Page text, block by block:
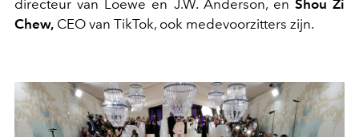
directeur van Loewe en J.W. Anderson, en Shou Zi
Chew, CEO van TikTok, ook medevoorzitters zijn.